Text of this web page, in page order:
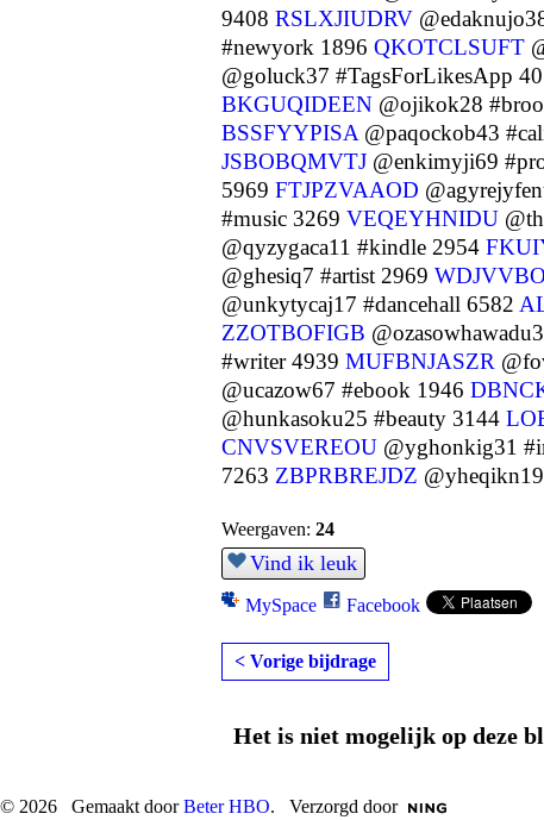
9408 RSLXJIUDRV
#newyork 1896 QKOTCLSUFT
@goluck37 #TagsForLikesApp
BKGUQIDEEN @ojikok28
BSSFYYPISA @paqockob43
JSBOBQMVTJ @enkimyji69
5969 FTJPZVAAOD
#music 3269 VEQEYHNIDU
@qyzygaca11 #kindle 2954
@ghesiq7 #artist 2969
@unkytycaj17 #dancehall 6582
ZZOTBOFIGB
#writer 4939 MUFBNJASZR
@ucazow67 #ebook 1946
@hunkasoku25 #beauty 3144
CNVSVEREOU @yghonkig31
7263 ZBPRBREJDZ
Weergaven: 24
Vind ik leuk
MySpace Facebook
< Vorige bijdrage
Het is niet mogelijk op deze
© 2026 Gemaakt doorBeter HBO. Verzorgd door